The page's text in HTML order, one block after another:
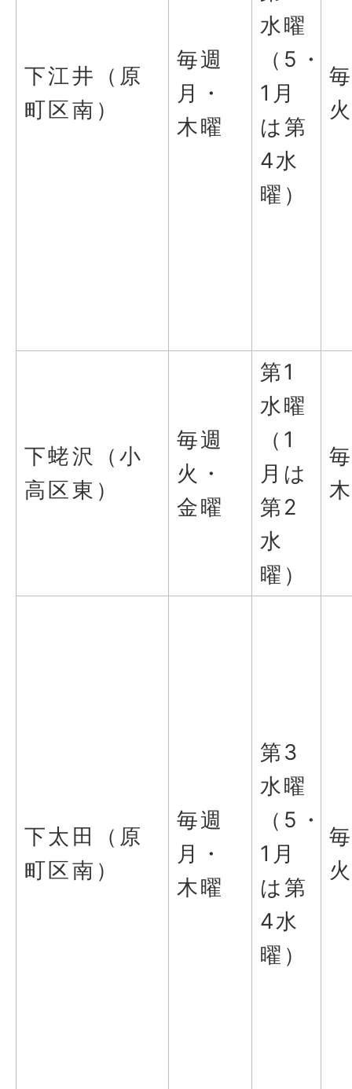
下江井（原
町区南）
毎週
月・
木曜
水曜
（5・
1月
は第
4水
曜）
下蛯沢（小
高区東）
毎週
火・
金曜
第1
水曜
（1
月は
第2
水
曜）
下太田（原
町区南）
毎週
月・
木曜
第3
水曜
（5・
1月
は第
4水
曜）